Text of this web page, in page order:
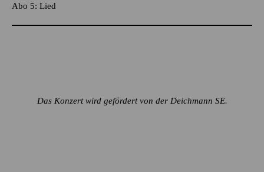
Abo 5: Lied
Das Konzert wird gefördert von der Deichmann SE.